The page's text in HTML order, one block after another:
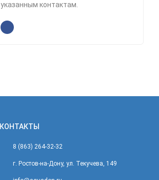
указанным контактам.
КОНТАКТЫ
8 (863) 264-32-32
г. Ростов-на-Дону, ул. Текучева, 149